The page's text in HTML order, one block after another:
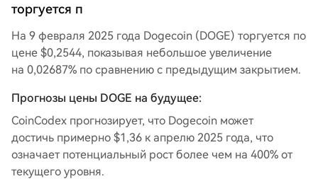
торгуется п
На 9 февраля 2025 года Dogecoin (DOGE) торгуется по
цене $0,2544, показывая небольшое увеличение
на 0,02687% по сравнению с предыдущим закрытием.
Прогнозы цены DOGE на будущее:
CoinCodex прогнозирует, что Dogecoin может
достичь примерно $1,36 к апрелю 2025 года, что
означает потенциальный рост более чем на 400% от
текущего уровня.